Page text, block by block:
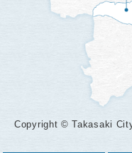
Copyright © Takasaki